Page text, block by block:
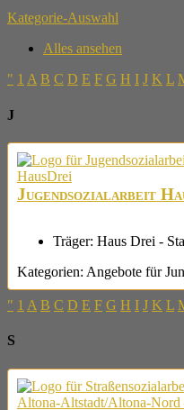
Kategorie-Auswahl
Alles ansehen
" 1 A B C D E F G H I J K L
J
Jugendsozialarbeit
Träger: Haus Drei -
Kategorien: Angebote für
" 1 A B C D E F G H I J K L
S